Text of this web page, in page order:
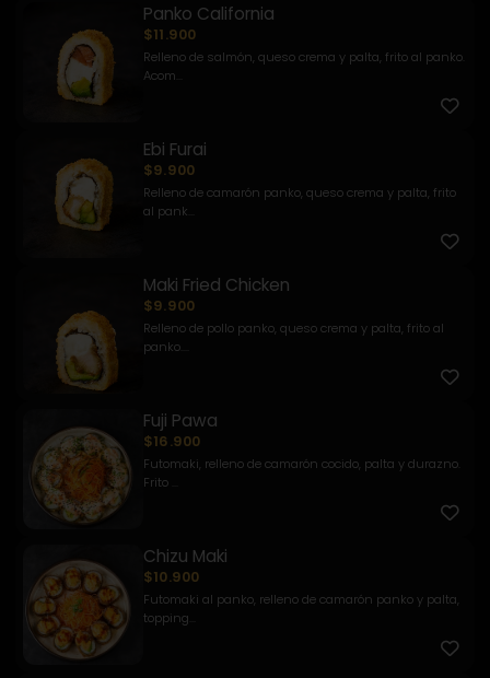
Panko California
$11.900
Relleno de salmón, queso crema y palta, frito al panko.
Acom...
Ebi Furai
$9.900
Relleno de camarón panko, queso crema y palta, frito
al pank...
Maki Fried Chicken
$9.900
Relleno de pollo panko, queso crema y palta, frito al
panko....
Fuji Pawa
$16.900
Futomaki, relleno de camarón cocido, palta y durazno.
Frito ...
Chizu Maki
$10.900
Futomaki al panko, relleno de camarón panko y palta,
topping...